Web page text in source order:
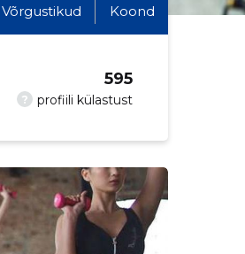
Võrgustikud Koond
? profiili külastust
595